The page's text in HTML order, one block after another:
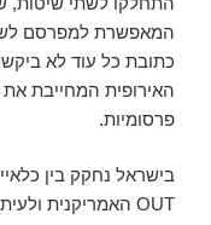
המאפשרת למפרסם
האירופית המחייבת
פרסומיות.
OUT האמריקנית ולעיתים את שיטת ה-OPT IN האירופית.